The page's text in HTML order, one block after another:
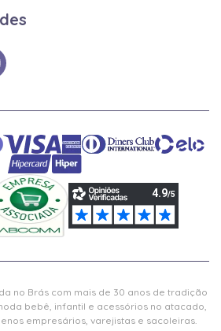
no Brás com mais de 30 anos de tradição
bebê, infantil e acessórios no atacado,
empresários, varejistas e sacoleiras.